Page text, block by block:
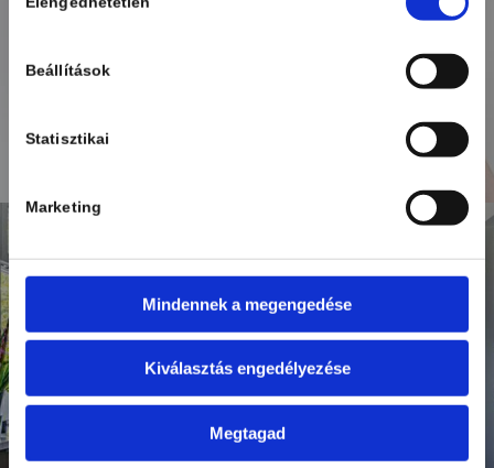
kiválasztása
Beállítások
Statisztikai
Marketing
Mindennek a megengedése
Kiválasztás engedélyezése
Megtagad
be_megoldasok850